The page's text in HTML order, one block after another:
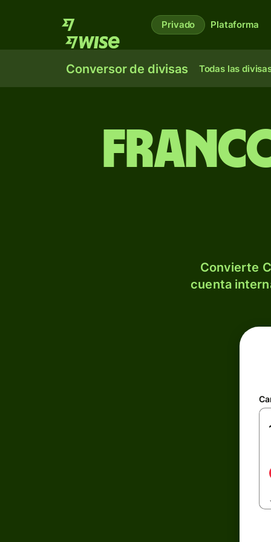
Privado Plataforma
Conversor de divisas Todas las
Convierte
cuenta